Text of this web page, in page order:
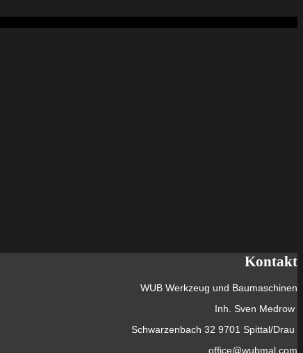
Kontakt
WUB Werkzeug und Baumaschinen
Inh. Sven Medrow
Schwarzenbach 32 9701 Spittal/Drau
office@wubmal.com